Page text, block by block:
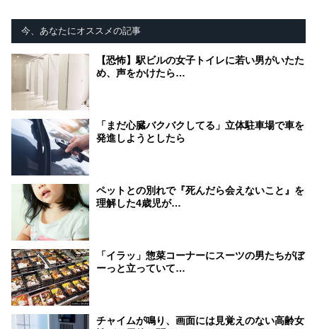
今、あなたにオススメの記事
【恐怖】駅ビルの女子トイレに若い男がいたた
め、声をかけたら…
「まだ心臓バクバクしてる」立体駐車場で車を
発進しようとしたら
ペットとの別れで『死んだら会えないこと』を
理解した4歳児が…
「イラッ」惣菜コーナーにスーツの男たちがぼ
ーっと立っていて…
チャイムが鳴り、画面には見覚えのない高齢女